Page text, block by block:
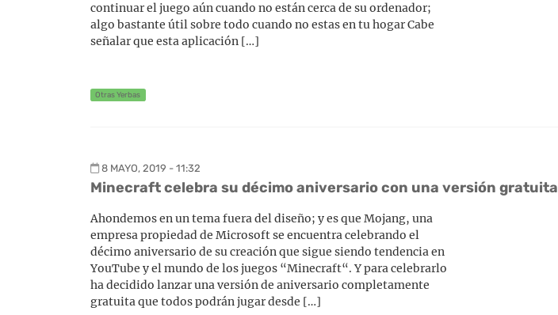
continuar el juego aún cuando no están cerca de su ordenador;
algo bastante útil sobre todo cuando no estas en tu hogar Cabe
señalar que esta aplicación […]
Otras Yerbas
8 MAYO, 2019 - 11:32
Minecraft celebra su décimo aniversario con una versión gratuita
Ahondemos en un tema fuera del diseño; y es que Mojang, una
empresa propiedad de Microsoft se encuentra celebrando el
décimo aniversario de su creación que sigue siendo tendencia en
YouTube y el mundo de los juegos “Minecraft“. Y para celebrarlo
ha decidido lanzar una versión de aniversario completamente
gratuita que todos podrán jugar desde […]